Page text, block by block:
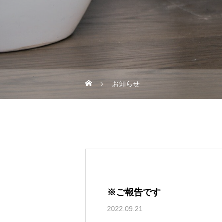
お知らせ
※ご報告です
2022.09.21